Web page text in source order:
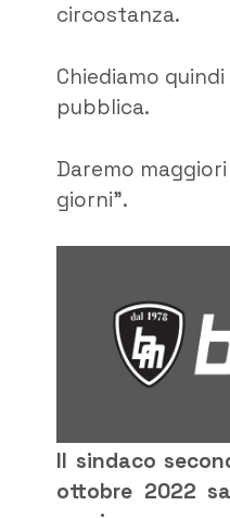
circostanza.
Chiediamo
pubblica.
Daremo
giorni”.
Il sindaco
ottobre 2022